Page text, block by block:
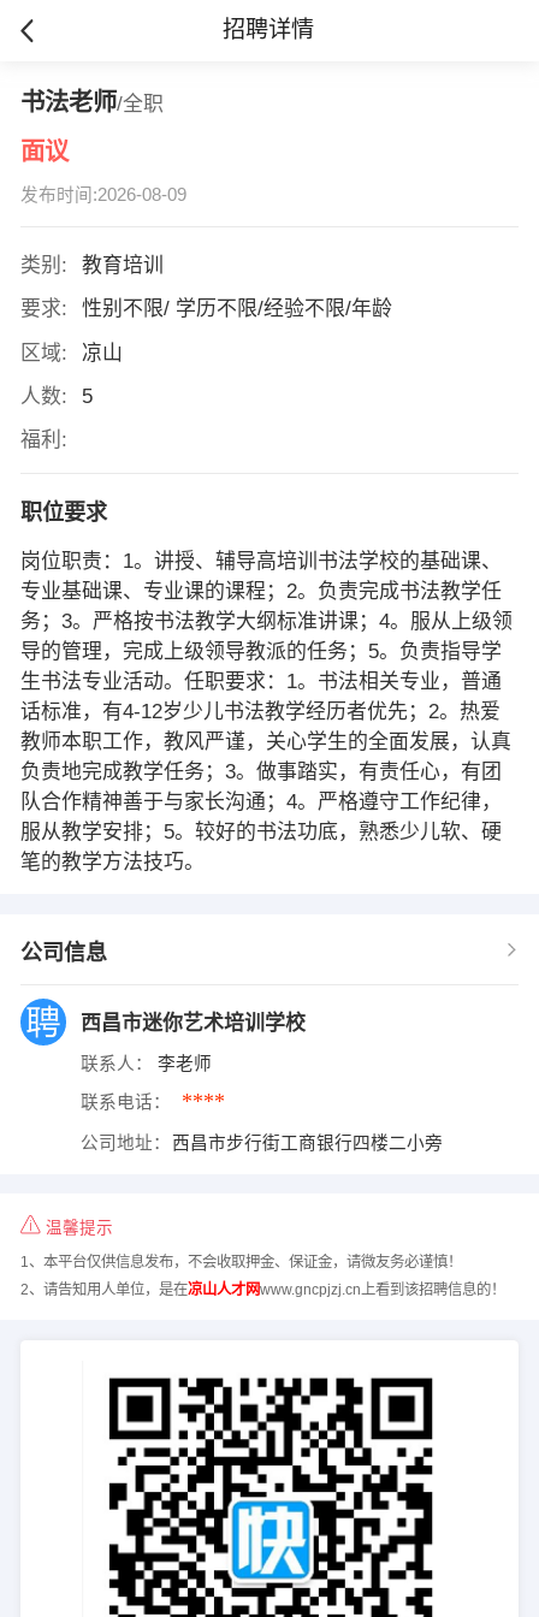
招聘详情
书法老师/全职
面议
发布时间:2026-08-09
类别:
教育培训
要求:
性别不限/ 学历不限/经验不限/年龄
区域:
凉山
人数:
5
福利:
职位要求
岗位职责：1。讲授、辅导高培训书法学校的基础课、
专业基础课、专业课的课程；2。负责完成书法教学任
务；3。严格按书法教学大纲标准讲课；4。服从上级领
导的管理，完成上级领导教派的任务；5。负责指导学
生书法专业活动。任职要求：1。书法相关专业，普通
话标准，有4-12岁少儿书法教学经历者优先；2。热爱
教师本职工作，教风严谨，关心学生的全面发展，认真
负责地完成教学任务；3。做事踏实，有责任心，有团
队合作精神善于与家长沟通；4。严格遵守工作纪律，
服从教学安排；5。较好的书法功底，熟悉少儿软、硬
笔的教学方法技巧。
公司信息
西昌市迷你艺术培训学校
联系人： 李老师
联系电话： ****
公司地址： 西昌市步行街工商银行四楼二小旁
温馨提示
1、本平台仅供信息发布，不会收取押金、保证金，请微友务必谨慎！
2、请告知用人单位，是在凉山人才网www.gncpjzj.cn上看到该招聘信息的！